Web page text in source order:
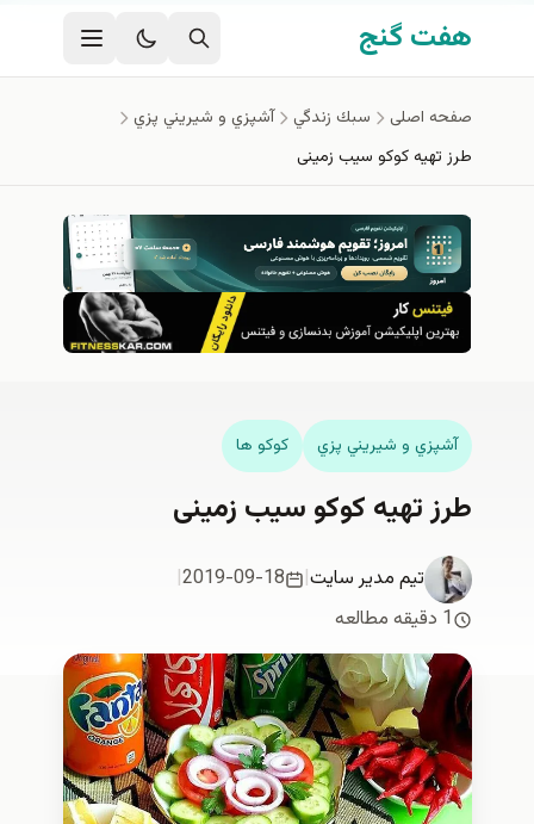
رفتن به محتوای اصلی
هفت گنج
صفحه اصلی سبك زندگي
آشپزي و شيريني پزي
طرز تهیه کوکو سیب زمینی
آشپزي و شيريني پزي کوکو ها
طرز تهیه کوکو سیب زمینی
تیم مدیر سایت|
2019-09-18
|
1 دقیقه مطالعه